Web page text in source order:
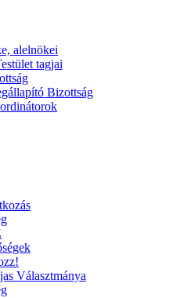
alelnökei
tagjai
Bizottság
Választmánya